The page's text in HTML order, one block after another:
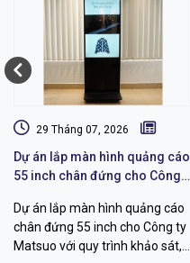
29 Tháng 07, 2026
Dự án lắp màn hình quảng cáo
55 inch chân đứng cho Công
Dự án lắp màn hình quảng cáo
chân đứng 55 inch cho Công ty
Matsuo với quy trình khảo sát,